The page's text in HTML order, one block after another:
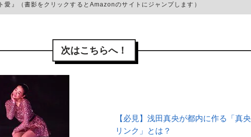
愛』（書影をクリックするとAmazonのサイトにジャンプします）
次はこちらへ！
【必見】浅田真央が都内に作る「真央
リンク」とは？